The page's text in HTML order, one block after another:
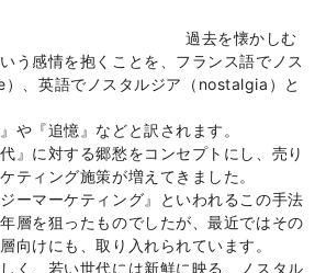
過去を懐かしむ
う感情を抱くことを、フランス語でノス
、英語でノスタルジア（nostalgia）と
や『追憶』などと訳されます。
』に対する郷愁をコンセプトにし、売り
ティング施策が増えてきました。
ーマーケティング』といわれるこの手法
層を狙ったものでしたが、最近ではその
向けにも、取り入れられています。
く、若い世代には新鮮に映る、ノスタル